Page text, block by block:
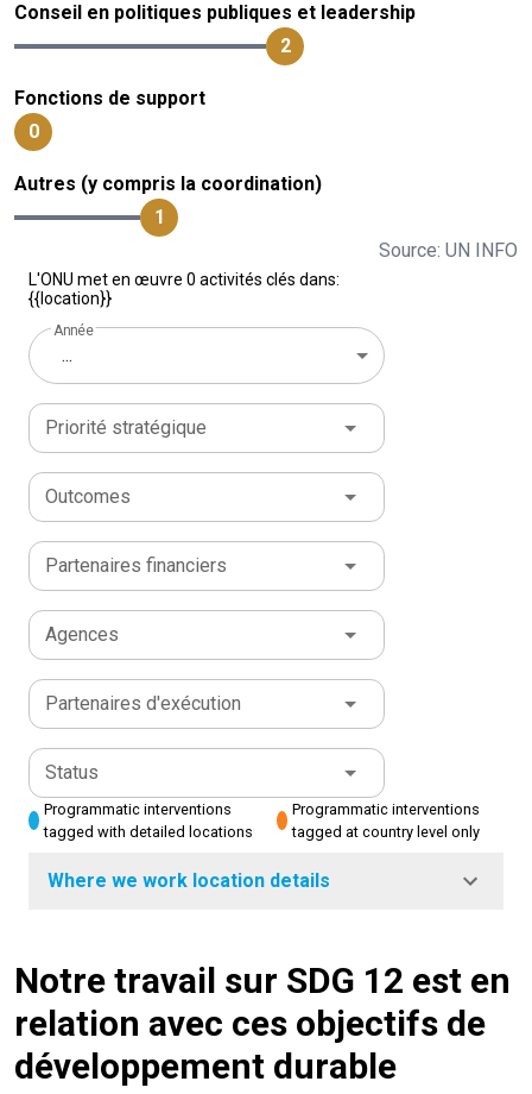
Conseil en politiques publiques et leadership
2
Fonctions de support
0
Autres (y compris la coordination)
1
Source: UN INFO
L'ONU met en œuvre 0 activités clés dans:
{{location}}
Année
...
Priorité stratégique
Outcomes
Partenaires financiers
Agences
Partenaires d'exécution
Status
Programmatic interventions
tagged with detailed locations
Programmatic interventions
tagged at country level only
Where we work location details
Notre travail sur SDG 12 est en
relation avec ces objectifs de
développement durable